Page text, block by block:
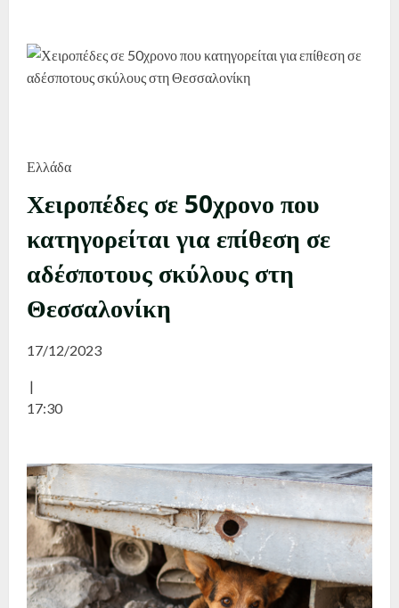
Ελλάδα
Χειροπέδες σε 50χρονο που
κατηγορείται για επίθεση σε
αδέσποτους σκύλους στη
Θεσσαλονίκη
17/12/2023
|
17:30